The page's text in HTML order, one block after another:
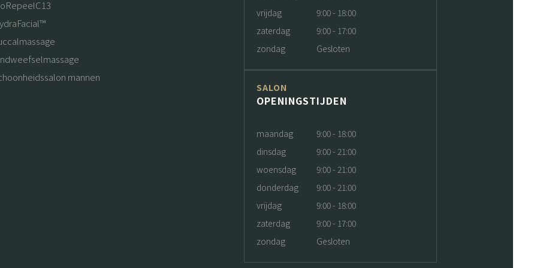
mannen
vrijdag
9:00 - 18:00
zaterdag
9:00 - 17:00
zondag
Gesloten
SALON
OPENINGSTIJDEN
maandag
9:00 - 18:00
dinsdag
9:00 - 21:00
woensdag
9:00 - 21:00
donderdag
9:00 - 21:00
vrijdag
9:00 - 18:00
zaterdag
9:00 - 17:00
zondag
Gesloten